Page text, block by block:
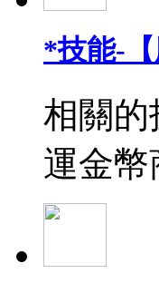
*技能-
相關
運金幣